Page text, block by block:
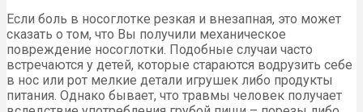
Если боль в носоглотке резкая и внезапная, это может
сказать о том, что Вы получили механическое
повреждение носоглотки. Подобные случаи часто
встречаются у детей, которые стараются водрузить себе
в нос или рот мелкие детали игрушек либо продукты
питания. Однако бывает, что травмы человек получает